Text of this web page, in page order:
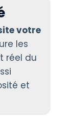
votre
les
réel du
et